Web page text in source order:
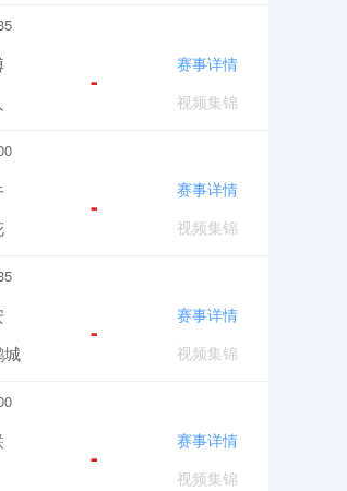
-
赛事详情
视频集锦
-
赛事详情
视频集锦
城
-
赛事详情
视频集锦
-
赛事详情
视频集锦